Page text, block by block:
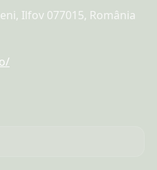
Ilfov 077015, România